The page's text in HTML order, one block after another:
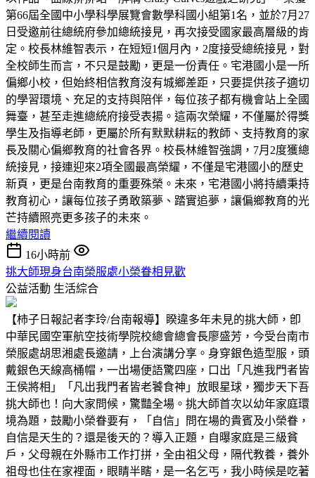
第66屆全國中小學科學展覽會數學科國小組第1名，並於7月27
日受邀前往總統府參加總統接見，再次接受國家最高層級的肯
定。校長林維智表示，在短短1個月內，2度接受總統接見，對
全校師生而言，不只是鼓勵，更是一份責任。宅港國小是一所
偏鄉小校，但始終相信教育沒有城鄉差距，只要提供孩子適切
的學習環境、充足的支持與陪伴，每位孩子都有機會站上全國
舞臺，甚至走進總統府接受表揚。這兩次榮耀，不僅屬於得獎
學生及指導老師，更屬於所有默默耕耘的教師、支持教育的家
長及關心偏鄉教育的社會各界。校長林維智強調，7月2度獲總
統接見，接連迎來2項全國最高榮耀，不僅是宅港國小的歷史
新頁，更是台南教育的重要殊榮。未來，宅港國小將持續秉持
教育初心，讓每位孩子勇敢築夢、踏實追夢，讓偏鄉教育的光
芒持續照亮更多孩子的未來。
繼續閱讀
16小時前
挑大師現身台南榮服處小榮眷相見歡
公益活動 生活綜合
【柿子日報記者李玲/台南報導】睽違多年未見的挑大師，卽
中華民國空軍航空技術學院校總會總會長廖盛芳，今受台南市
榮服處胡思湘處長邀請，上台演講分享。身穿銀色造型服，頭
戴銀色天線高桶帽，一出場便語驚四座，口出「凡進我門者皆
王侯將相」「凡出我門者皆老饕食神」放眼星球，獨步天下吾
挑大師也！向大家問候，驚豔全場。挑大師首次以幼年家庭環
境為題，鼓勵小榮眷要有，「自信」問在場的貴賓及小榮眷，
自信是天生的？還是後天的？導入正題，自曝家庭是三級貧
戶，父母親在外縣市工作打拼，全由祖父母，隔代教養，養外
祖母也住在家裡面，眼睛半瞎，是一名乞丐，我小時候是吃著